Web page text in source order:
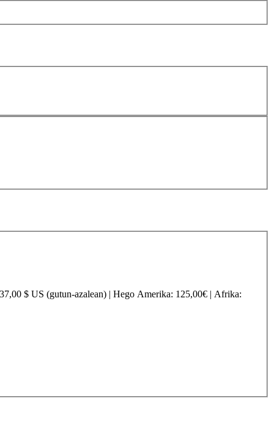
$ US (gutun-azalean) | Hego Amerika: 125,00€ | Afrika: